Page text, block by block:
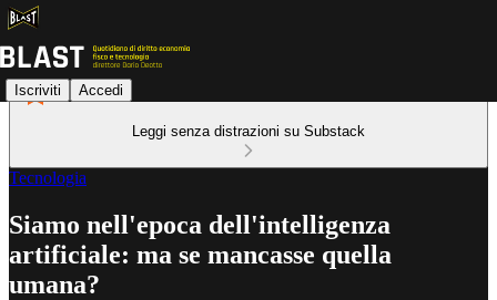
Iscriviti Accedi
Leggi senza distrazioni su Substack
Tecnologia
Siamo nell'epoca dell'intelligenza
artificiale: ma se mancasse quella
umana?